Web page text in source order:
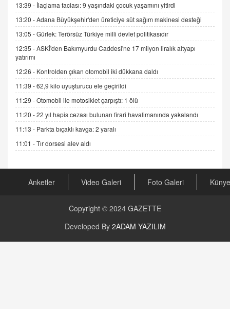
DR. EKREM ASLAN
Gerçek Ne, Algı Ne? "Beraber Yürüyoruz"
Cümlesinin Peşinden
19.07.2025 12:45
GÖNÜL MENEKŞE
Şifacının Yolu
04.11.2025 12:56
AV. RÜMEYSA ÖZKALE
Kira Uyuşmazlıklarında Dava Açmadan Önce
Arabulucuya Başvuru Şartı
23.09.2023 16:30
CAN UĞURATEŞ
Değişen yapısıyla Suriye
16.12.2024 14:16
GÜNLÜK BURÇ YORUMU
Günlük Burç Yorumu | 22 Kasım 2024: Koç,
Boğa, İkizler ve Daha Fazlası!
13:39 - İlaçlama faciası: 9 yaşındaki çocuk yaşamını yitirdi
13:20 -Adana Büyükşehir'den üreticiye süt sağım makinesi desteği
13:05 -Gürlek: Terörsüz Türkiye milli devlet politikasıdır
12:35 -ASKİ'den Bakımyurdu Caddesi'ne 17 milyon liralık altyapı
yatırımı
12:26 - Kontrolden çıkan otomobil iki dükkana daldı
11:39 -62,9 kilo uyuşturucu ele geçirildi
11:29 -Otomobil ile motosiklet çarpıştı: 1 ölü
11:20 -22 yıl hapis cezası bulunan firari havalimanında yakalandı
11:13 - Parkta bıçaklı kavga: 2 yaralı
11:01 -Tır dorsesi alev aldı
Anketler Video Galeri Foto Galeri Künye
Copyright © 2024 GAZETTE
Developed By 2ADAM YAZILIM